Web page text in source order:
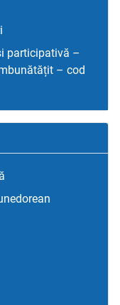
participativă –
– cod